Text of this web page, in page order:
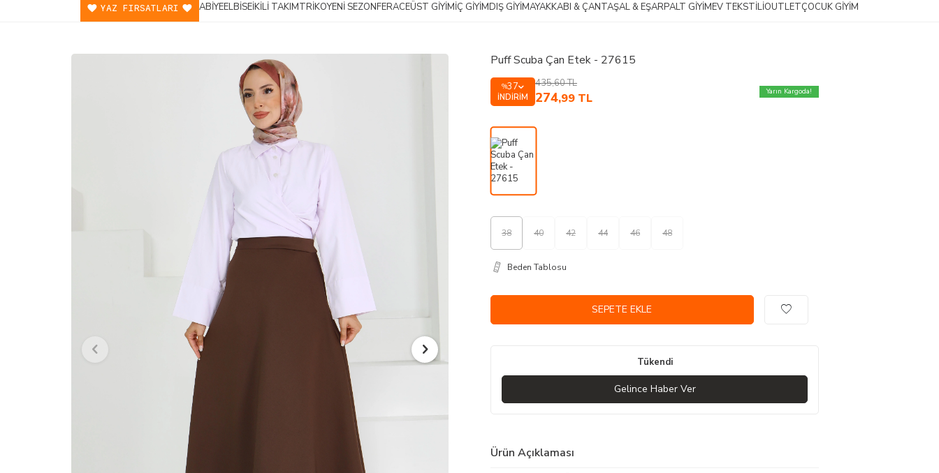
YAZ FIRSATLARI ABIYEELBISEİKILI TAKIMTRIKOYENI SEZONFERACEÜST GIYIMİÇ GIYIMDIŞ GIYIMAYAKKABI & ÇANTAŞAL & EŞARPALT GIYIMEV TEKSTILIOUTLETÇOCUK GIYIM
Puff Scuba Çan Etek - 27615
%37
İNDIRIM
435,60TL
274,99 TL Yarın Kargoda!
38 40 42 44 46 48
Beden Tablosu
SEPETE EKLE
Tükendi
Gelince Haber Ver
Ürün Açıklaması